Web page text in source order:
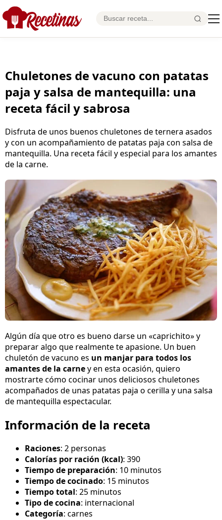
Chuletones de vacuno con patatas
paja y salsa de mantequilla: una
receta fácil y sabrosa
Disfruta de unos buenos chuletones de ternera asados
y con un acompañamiento de patatas paja con salsa de
mantequilla. Una receta fácil y especial para los amantes
de la carne.
Algún día que otro es bueno darse un «caprichito» y
preparar algo que realmente te apasione. Un buen
chuletón de vacuno es un manjar para todos los
amantes de la carney en esta ocasión, quiero
mostrarte cómo cocinar unos deliciosos chuletones
acompañados de unas patatas paja o cerilla y una salsa
de mantequilla espectacular.
Información de la receta
Raciones: 2 personas
Calorías por ración (kcal): 390
Tiempo de preparación: 10 minutos
Tiempo de cocinado: 15 minutos
Tiempo total: 25 minutos
Tipo de cocina: internacional
Categoría: carnes